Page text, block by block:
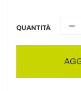
QUANTITÀ